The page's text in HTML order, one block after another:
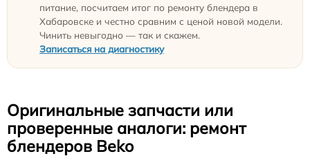
питание, посчитаем итог по ремонту блендера в
Хабаровске и честно сравним с ценой новой модели.
Чинить невыгодно — так и скажем.
Записаться на диагностику
Оригинальные запчасти или
проверенные аналоги: ремонт
блендеров Beko